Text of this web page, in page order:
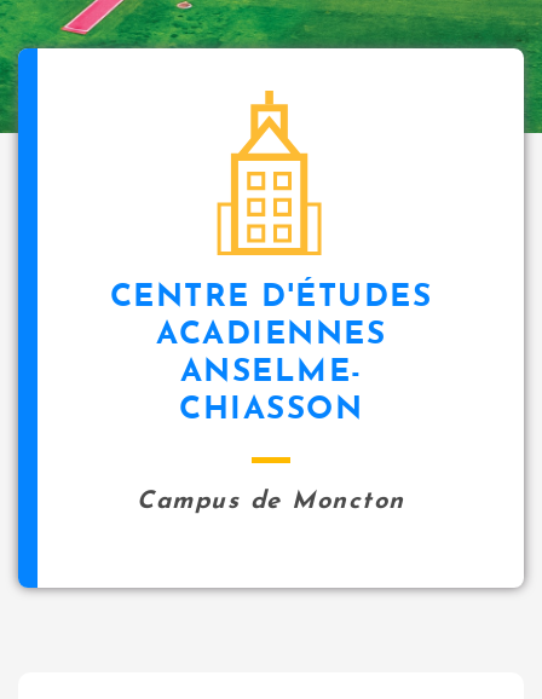
CENTRE D'ÉTUDES
ACADIENNES
ANSELME-
CHIASSON
Campus de Moncton